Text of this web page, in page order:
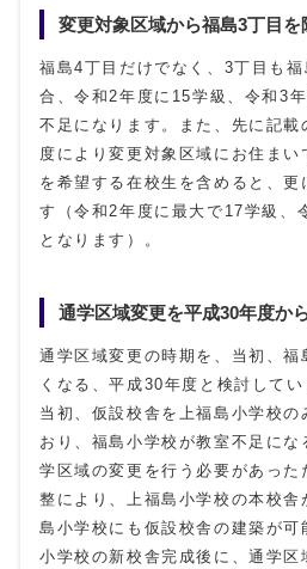
変更対象区域から福島3丁目を
福島4丁目だけでなく、3丁目も
合、令和2年度に15学級、令和3
不足になります。また、先に記載
度により変更対象区域にお住まい
を希望する在校生を含めると、更
す（令和2年度に最大で17学級、
となります）。
通学区域変更を平成30年度か
通学区域変更の時期を、当初、福
くなる、平成30年度と検討してい
当初、仮設校舎を上福島小学校の
おり、福島小学校が教室不足にな
学区域の変更を行う必要があった
整により、上福島小学校の本校
島小学校にも仮設校舎の建築が可
小学校の新校舎完成後に、通学区